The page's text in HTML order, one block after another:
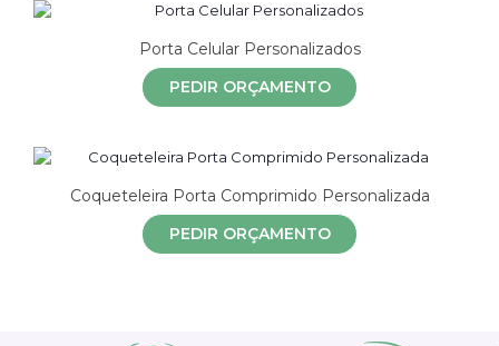
Porta Celular Personalizados
PEDIR ORÇAMENTO
Coqueteleira Porta Comprimido Personalizada
PEDIR ORÇAMENTO